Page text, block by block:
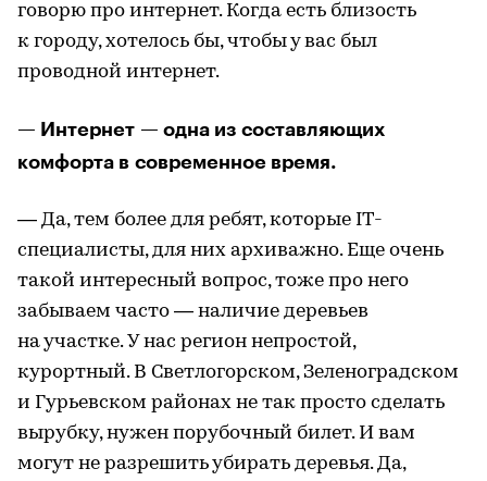
говорю про интернет. Когда есть близость
к городу, хотелось бы, чтобы у вас был
проводной интернет.
— Интернет — одна из составляющих
комфорта в современное время.
— Да, тем более для ребят, которые IT-
специалисты, для них архиважно. Еще очень
такой интересный вопрос, тоже про него
забываем часто — наличие деревьев
на участке. У нас регион непростой,
курортный. В Светлогорском, Зеленоградском
и Гурьевском районах не так просто сделать
вырубку, нужен порубочный билет. И вам
могут не разрешить убирать деревья. Да,